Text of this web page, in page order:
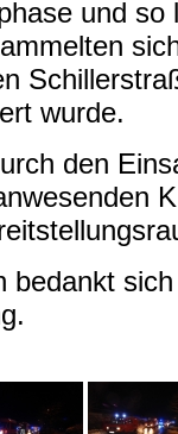
und so
wurde.
den
bedankt